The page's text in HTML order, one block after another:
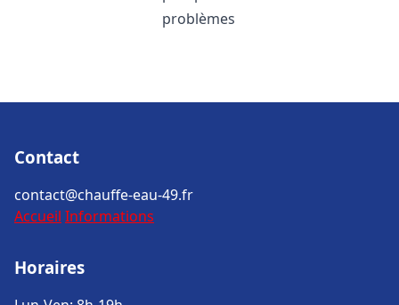
problèmes
Contact
contact@chauffe-eau-49.fr
Accueil Informations
Horaires